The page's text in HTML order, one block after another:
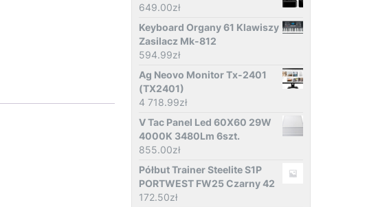
649.00zł
Keyboard Organy 61 Klawiszy
Zasilacz Mk-812
594.99zł
Ag Neovo Monitor Tx-2401
(TX2401)
4 718.99zł
V Tac Panel Led 60X60 29W
4000K 3480Lm 6szt.
855.00zł
Półbut Trainer Steelite S1P
PORTWEST FW25 Czarny 42
172.50zł